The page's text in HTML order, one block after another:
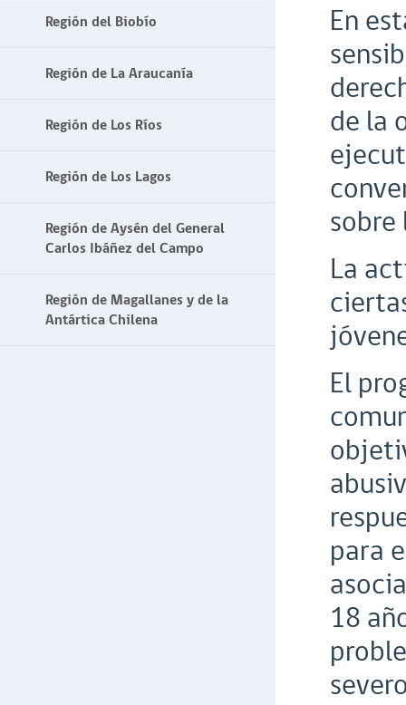
Región del Biobío
Región de La Araucanía
Región de Los Ríos
Región de Los Lagos
Región de Aysén del General
Carlos Ibáñez del Campo
Región de Magallanes y de la
Antártica Chilena
En
de la
sobre
La
El
para
18